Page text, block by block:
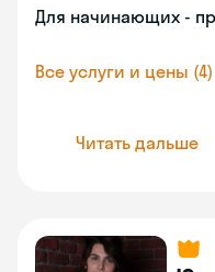
Для начинающих -
Все услуги и цены (4)
Читать дальше